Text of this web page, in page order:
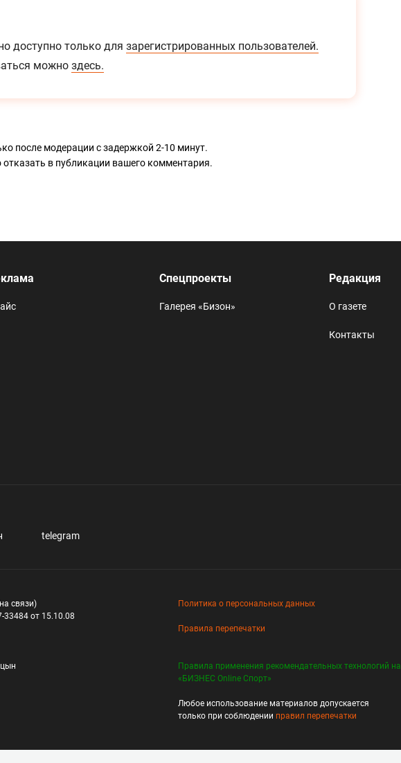
доступно только для зарегистрированных пользователей.
можно здесь.
после модерации с задержкой 2-10 минут.
отказать в публикации вашего комментария.
Спецпроекты
Галерея «Бизон»
Редакция
О газете
Контакты
telegram
связи)
от 15.10.08
Политика о персональных данных
Правила перепечатки
Правила применения рекомендательных технологий на
«БИЗНЕС Online Спорт»
Любое использование материалов допускается
только при соблюдении правил перепечатки